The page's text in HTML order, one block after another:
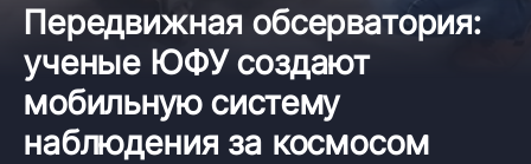
Передвижная обсерватория:
ученые ЮФУ создают
мобильную систему
наблюдения за космосом